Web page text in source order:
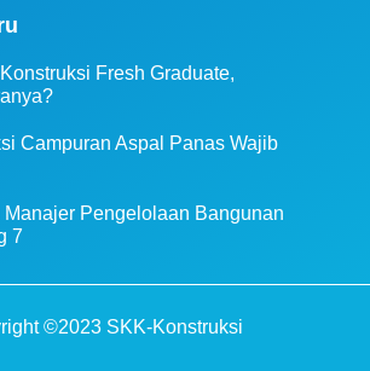
Fresh Graduate,
Campuran Aspal Panas Wajib
Pengelolaan Bangunan
7
©2023 SKK-Konstruksi